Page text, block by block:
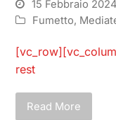
15 Febbraio 2024
Fumetto,
rest
Read More